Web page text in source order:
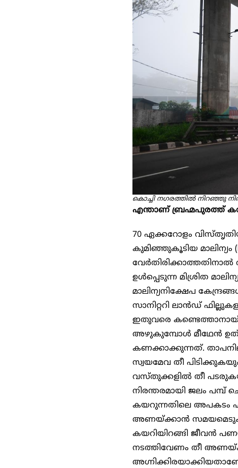
കൊച്ചി നഗരത്തിൽ നിറഞ്ഞു
എന്താണ് ബ്രഹ്മപുരത്ത്
70 ഏക്കറോളം
കുമിഞ്ഞുകൂടിയ മാലിന്യം
ഉൾപ്പെടുന്ന മിശ്രിത
മാലിന്യനിക്ഷേപ
സാനിറ്ററി ലാൻഡ്
ഇതുവരെ
അഴുകുമ്പോൾ മീഥേൻ
കണക്കാക്കുന്നത്.
സ്വയമേവ തീ
വസ്തുക്കളിൽ തീ
നിരന്തരമായി ജലം പമ്പ്
കയറുന്നതിലെ അപകടം
അണയ്ക്കാൻ
കയറിയിറങ്ങി ജീവൻ
നടത്തിവേണം തീ